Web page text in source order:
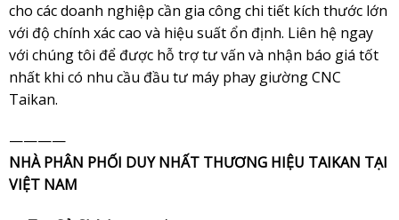
cho các doanh nghiệp cần gia công chi tiết kích thước lớn
với độ chính xác cao và hiệu suất ổn định. Liên hệ ngay
với chúng tôi để được hỗ trợ tư vấn và nhận báo giá tốt
nhất khi có nhu cầu đầu tư máy phay giường CNC
Taikan.
————
NHÀ PHÂN PHỐI DUY NHẤT THƯƠNG HIỆU TAIKAN TẠI
VIỆT NAM